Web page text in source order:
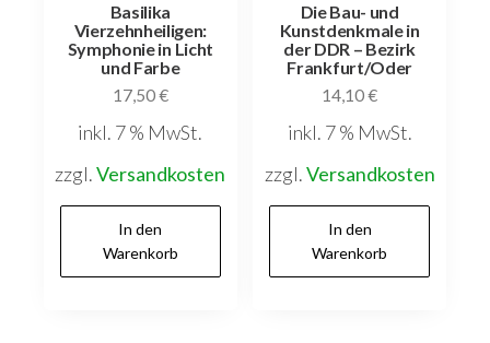
Basilika
Vierzehnheiligen:
Symphonie in Licht
und Farbe
17,50€
inkl. 7 % MwSt.
zzgl.Versandkosten
In den
Warenkorb
Die Bau- und
Kunstdenkmale in
der DDR – Bezirk
Frankfurt/Oder
14,10€
inkl. 7 % MwSt.
zzgl.Versandkosten
In den
Warenkorb